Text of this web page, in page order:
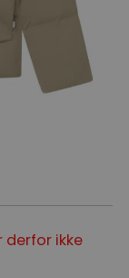
derfor ikke